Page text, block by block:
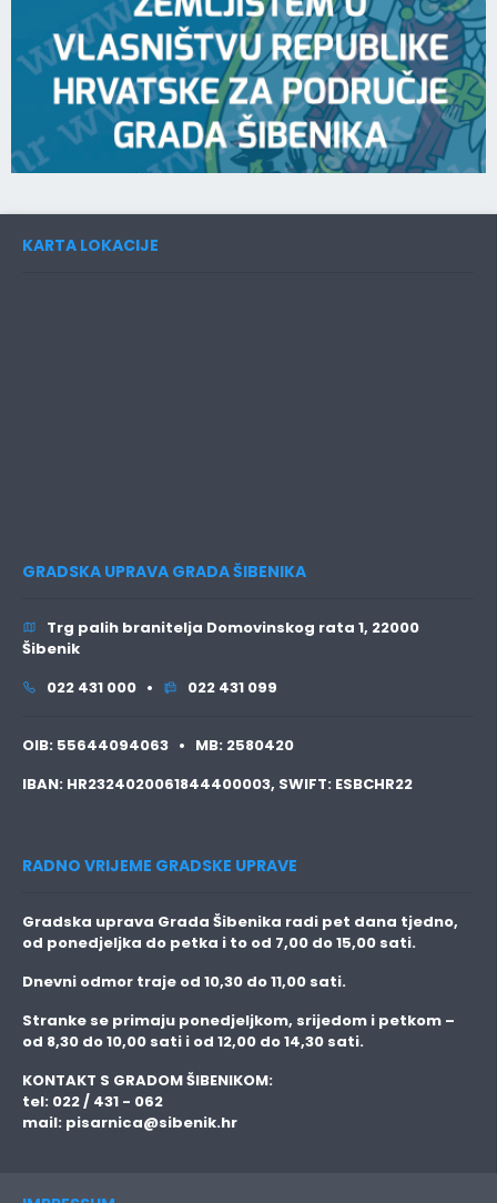
KARTA LOKACIJE
GRADSKA UPRAVA GRADA ŠIBENIKA
Trg palih branitelja Domovinskog rata 1, 22000
Šibenik
022 431 000 •
022 431 099
OIB: 55644094063 • MB: 2580420
IBAN: HR2324020061844400003, SWIFT: ESBCHR22
RADNO VRIJEME GRADSKE UPRAVE
Gradska uprava Grada Šibenika radi pet dana tjedno,
od ponedjeljka do petka i to od 7,00 do 15,00 sati.
Dnevni odmor traje od 10,30 do 11,00 sati.
Stranke se primaju ponedjeljkom, srijedom i petkom –
od 8,30 do 10,00 sati i od 12,00 do 14,30 sati.
KONTAKT S GRADOM ŠIBENIKOM:
tel: 022 / 431 - 062
mail: pisarnica@sibenik.hr